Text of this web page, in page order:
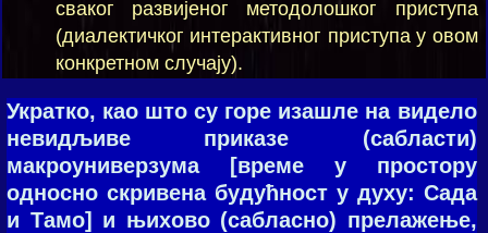
сваког развијеног методолошког приступа
(диалектичког интерактивног приступа у овом
конкретном случају).
Укратко, као што су горе изашле на видело
невидљиве приказе (сабласти)
макроуниверзума [време у простору
односно скривена будућност у духу: Сада
и Тамо] и њихово (сабласно) прелажење,